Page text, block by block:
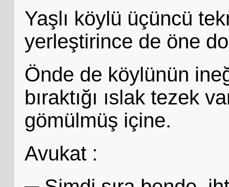
Yaşlı köylü üçüncü
yerleştirince de öne
Önde de köylünün
bıraktığı ıslak tezek
gömülmüş içine.
Avukat :